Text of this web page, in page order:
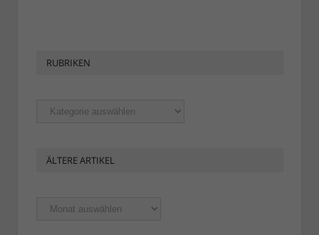
RUBRIKEN
Rubriken
ÄLTERE ARTIKEL
Ältere
Artikel